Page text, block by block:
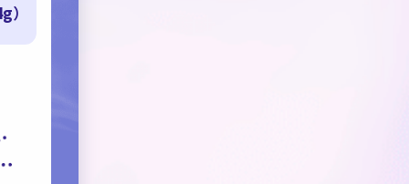
）